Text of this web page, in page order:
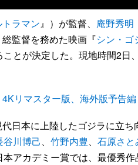
ラマン』）が監督、 庵野秀明
監督を務めた映画『シン・ゴ
とが決定した。現地時間2日
4Kリマスター版、海外版予告編
日本に上陸したゴジラに立ち
谷川博己、 竹野内豊、 石原さと
アカデミー賞では、最優秀